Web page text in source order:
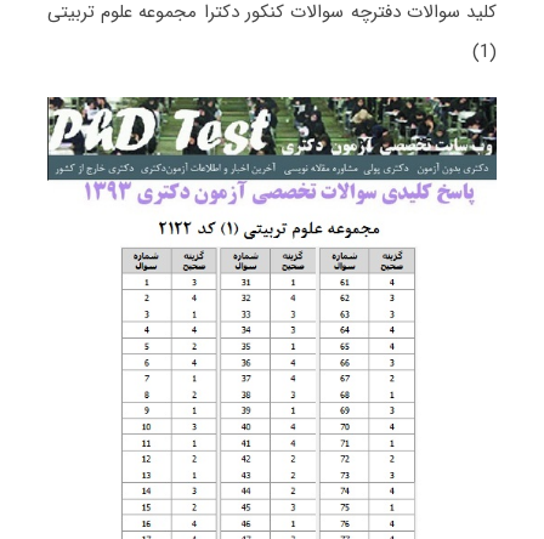
کلید سوالات دفترچه سوالات کنکور دکترا مجموعه علوم تربیتی
(1)